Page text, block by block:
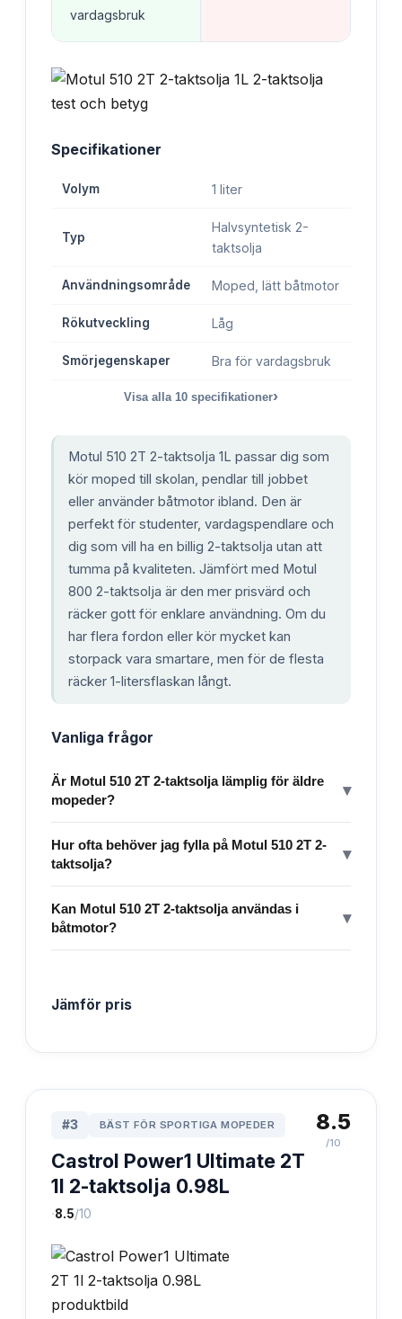
vardagsbruk
Specifikationer
Volym 1 liter
Typ
Halvsyntetisk 2-
taktsolja
Användningsområde Moped, lätt båtmotor
Rökutveckling Låg
Smörjegenskaper Bra för vardagsbruk
Visa alla 10 specifikationer›
Motul 510 2T 2-taktsolja 1L passar dig som
kör moped till skolan, pendlar till jobbet
eller använder båtmotor ibland. Den är
perfekt för studenter, vardagspendlare och
dig som vill ha en billig 2-taktsolja utan att
tumma på kvaliteten. Jämfört med Motul
800 2-taktsolja är den mer prisvärd och
räcker gott för enklare användning. Om du
har flera fordon eller kör mycket kan
storpack vara smartare, men för de flesta
räcker 1-litersflaskan långt.
Vanliga frågor
Är Motul 510 2T 2-taktsolja lämplig för äldre
mopeder?
▾
Hur ofta behöver jag fylla på Motul 510 2T 2-
taktsolja?
▾
Kan Motul 510 2T 2-taktsolja användas i
båtmotor?
▾
Jämför pris
#3 BÄST FÖR SPORTIGA MOPEDER
Castrol Power1 Ultimate 2T
1l 2-taktsolja 0.98L
·8.5/10
8.5
/10